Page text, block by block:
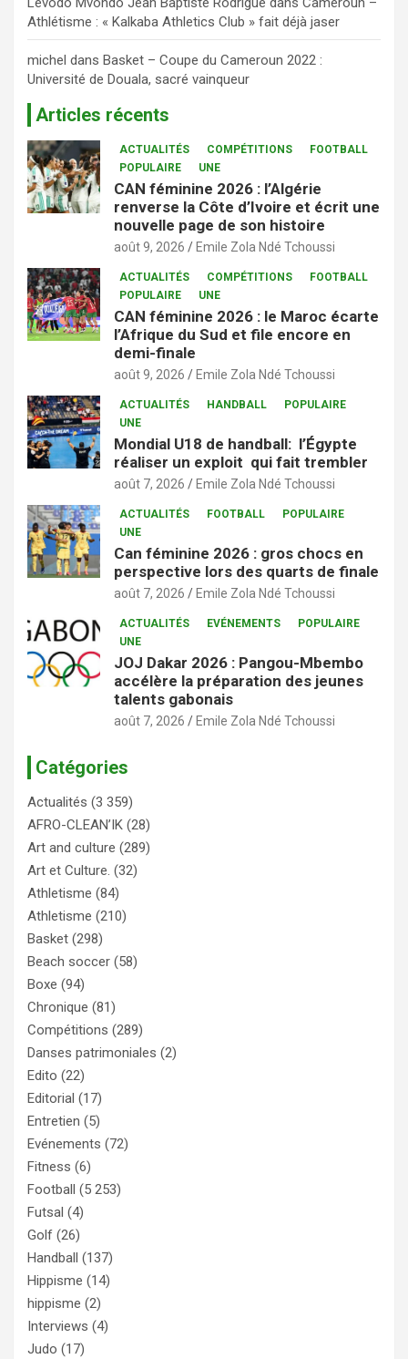
Athlétisme : « Kalkaba Athletics Club » fait déjà jaser
michel dans Basket – Coupe du Cameroun 2022 :
Université de Douala, sacré vainqueur
Articles récents
ACTUALITÉS COMPÉTITIONS
FOOTBALL
POPULAIRE
UNE
CAN féminine 2026 : l’Algérie
renverse la Côte d’Ivoire et écrit une
nouvelle page de son histoire
août 9, 2026 Emile Zola Ndé Tchoussi
ACTUALITÉS COMPÉTITIONS
FOOTBALL
POPULAIRE
UNE
CAN féminine 2026 : le Maroc écarte
l’Afrique du Sud et file encore en
demi-finale
août 9, 2026 Emile Zola Ndé Tchoussi
ACTUALITÉS HANDBALL
POPULAIRE
UNE
Mondial U18 de handball: l’Égypte
réaliser un exploit qui fait trembler
août 7, 2026 Emile Zola Ndé Tchoussi
ACTUALITÉS FOOTBALL
POPULAIRE
UNE
Can féminine 2026 : gros chocs en
perspective lors des quarts de finale
août 7, 2026 Emile Zola Ndé Tchoussi
ACTUALITÉS EVÉNEMENTS
POPULAIRE
UNE
JOJ Dakar 2026 : Pangou-Mbembo
accélère la préparation des jeunes
talents gabonais
août 7, 2026 Emile Zola Ndé Tchoussi
Catégories
Actualités (3 359)
AFRO-CLEAN’IK (28)
Art and culture (289)
Art et Culture. (32)
Athletisme (84)
Athletisme (210)
Basket (298)
Beach soccer (58)
Boxe (94)
Chronique (81)
Compétitions (289)
Danses patrimoniales (2)
Edito (22)
Editorial (17)
Entretien (5)
Evénements (72)
Fitness (6)
Football (5 253)
Futsal (4)
Golf (26)
Handball (137)
Hippisme (14)
hippisme (2)
Interviews (4)
Judo (17)